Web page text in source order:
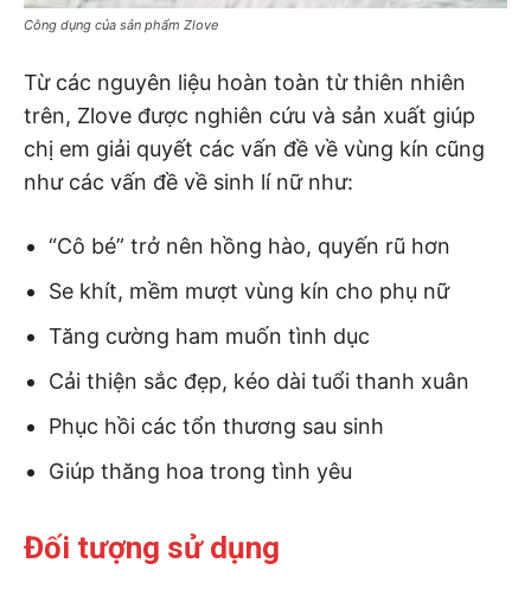
Công dụng của sản phẩm Zlove
Từ các nguyên liệu hoàn toàn từ thiên nhiên
trên, Zlove được nghiên cứu và sản xuất giúp
chị em giải quyết các vấn đề về vùng kín cũng
như các vấn đề về sinh lí nữ như:
“Cô bé” trở nên hồng hào, quyến rũ hơn
Se khít, mềm mượt vùng kín cho phụ nữ
Tăng cường ham muốn tình dục
Cải thiện sắc đẹp, kéo dài tuổi thanh xuân
Phục hồi các tổn thương sau sinh
Giúp thăng hoa trong tình yêu
Đối tượng sử dụng